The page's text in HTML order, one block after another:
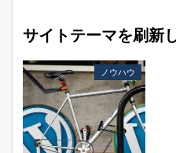
サイトテーマを刷新
ノウハウ